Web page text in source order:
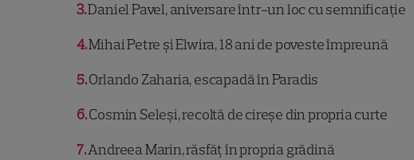
3Daniel Pavel, aniversare într-un loc cu semnificație
4Mihai Petre și Elwira, 18 ani de poveste împreună
5Orlando Zaharia, escapadă în Paradis
6Cosmin Seleși, recoltă de cireșe din propria curte
7Andreea Marin, răsfăț în propria grădină